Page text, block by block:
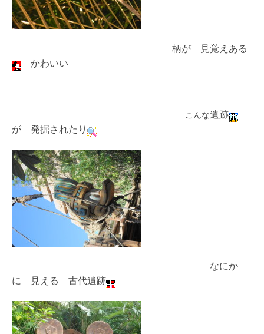
柄が 見覚えある
かわいい
こんな遺跡
が 発掘されたり
なにか
に 見える 古代遺跡